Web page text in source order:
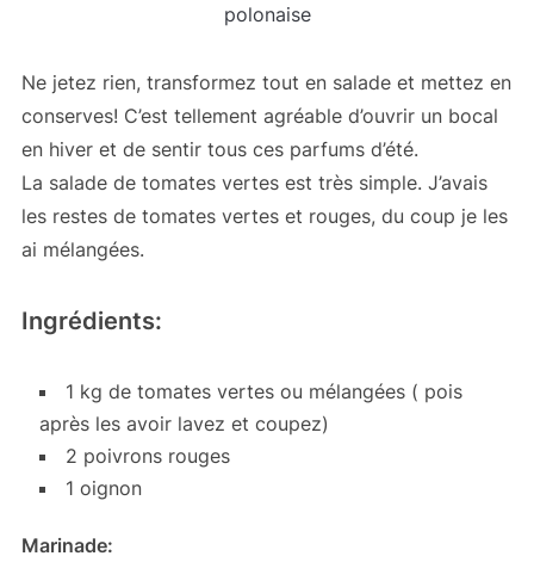
polonaise
Ne jetez rien, transformez tout en salade et mettez en
conserves! C’est tellement agréable d’ouvrir un bocal
en hiver et de sentir tous ces parfums d’été.
La salade de tomates vertes est très simple. J’avais
les restes de tomates vertes et rouges, du coup je les
ai mélangées.
Ingrédients:
1 kg de tomates vertes ou mélangées ( pois
après les avoir lavez et coupez)
2 poivrons rouges
1 oignon
Marinade: